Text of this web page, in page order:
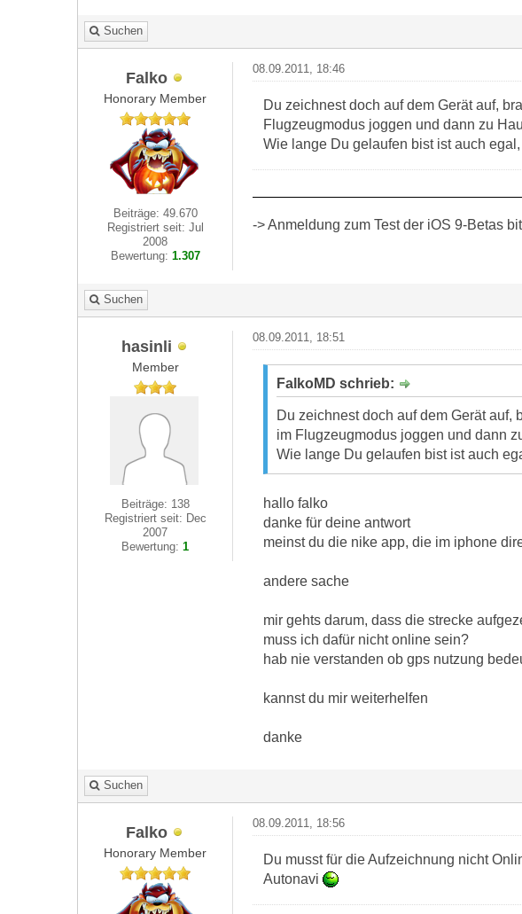
Suchen
Falko
Honorary Member
Beiträge: 49.670
Registriert seit: Jul
2008
Bewertung: 1.307
08.09.2011, 18:46
Du zeichnest doch auf dem Gerät auf,
Flugzeugmodus joggen und dann zu
Wie lange Du gelaufen bist ist auch
-> Anmeldung zum Test der iOS 9-Betas
Suchen
hasinli
Member
Beiträge: 138
Registriert seit: Dec
2007
Bewertung:1
08.09.2011, 18:51
FalkoMD schrieb:
Du zeichnest doch auf dem Gerät
im Flugzeugmodus joggen und dann
Wie lange Du gelaufen bist ist auch
hallo falko
danke für deine antwort
meinst du die nike app, die im iphone
andere sache
mir gehts darum, dass die strecke
muss ich dafür nicht online sein?
hab nie verstanden ob gps nutzung
kannst du mir weiterhelfen
danke
Suchen
Falko
Honorary Member
08.09.2011, 18:56
Du musst für die Aufzeichnung nicht
Autonavi